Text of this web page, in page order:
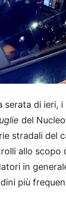
serata di ieri,
del
stradali del
allo scopo
in
più